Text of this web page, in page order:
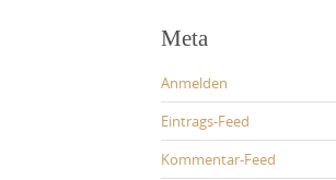
Meta
Anmelden
Eintrags-Feed
Kommentar-Feed